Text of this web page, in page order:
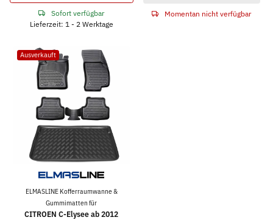
Sofort verfügbar
Lieferzeit: 1 - 2 Werktage
Momentan nicht verfügbar
Ausverkauft
ELMASLINE Kofferraumwanne &
Gummimatten für
CITROEN C-Elysee ab 2012